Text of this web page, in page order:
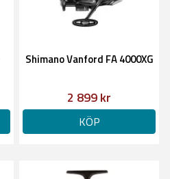
Shimano Vanford FA 4000XG
2 899 kr
KÖP